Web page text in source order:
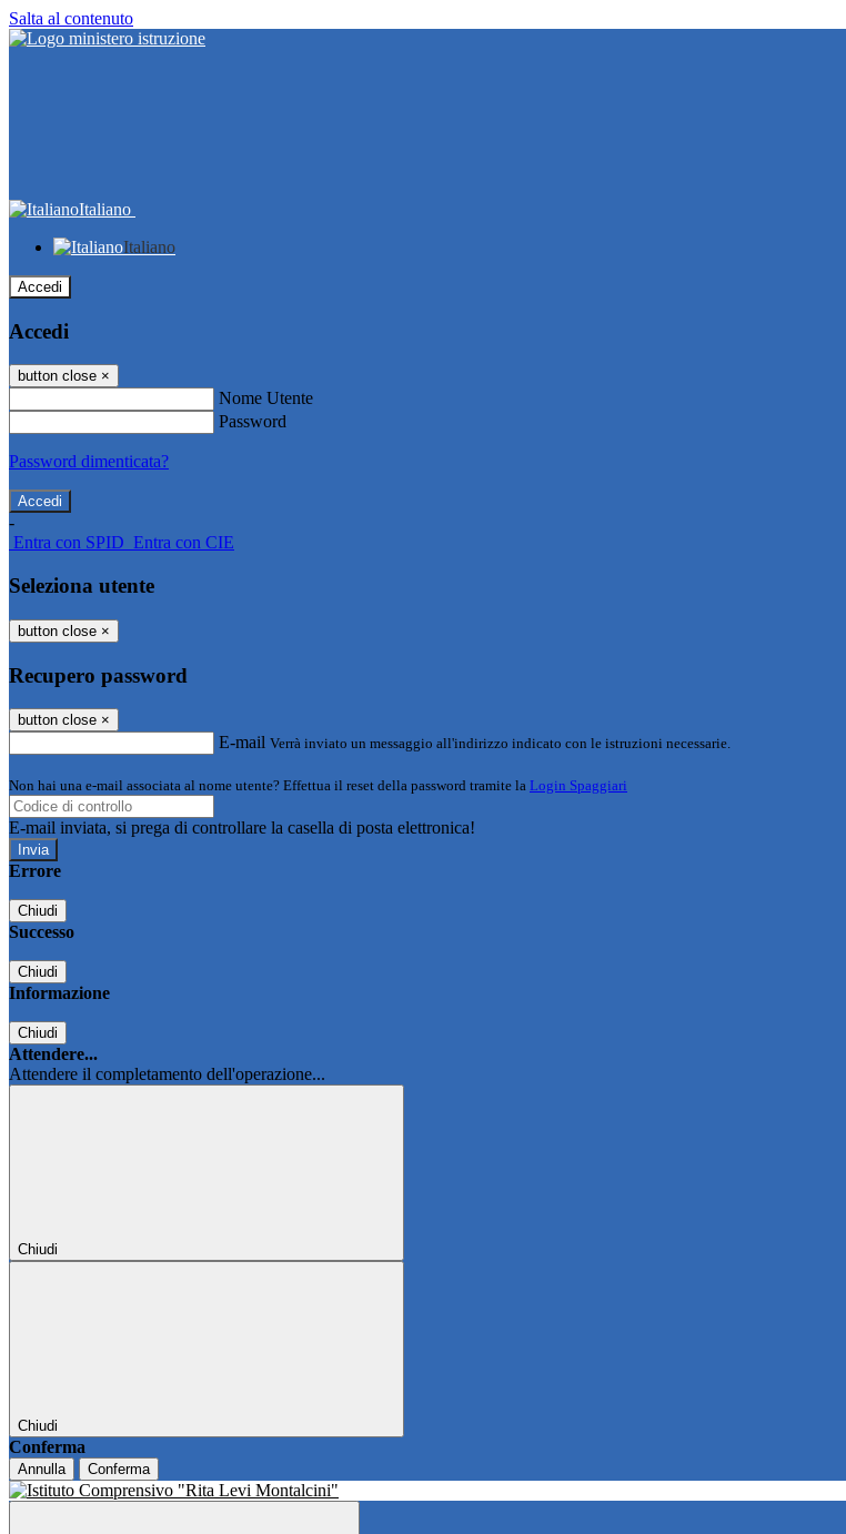
Salta al contenuto
Italiano
Italiano
Accedi
Accedi
button close ×
Nome Utente
Password
Password dimenticata?
-
Entra con SPID Entra con CIE
Seleziona utente
button close ×
Recupero password
button close ×
E-mail Verrà inviato un messaggio all'indirizzo indicato con le istruzioni necessarie.
Non hai una e-mail associata al nome utente? Effettua il reset della password tramite la Login Spaggiari
E-mail inviata, si prega di controllare la casella di posta elettronica!
Errore
Chiudi
Successo
Chiudi
Informazione
Chiudi
Attendere...
Attendere il completamento dell'operazione...
Chiudi
Chiudi
Conferma
Annulla Conferma